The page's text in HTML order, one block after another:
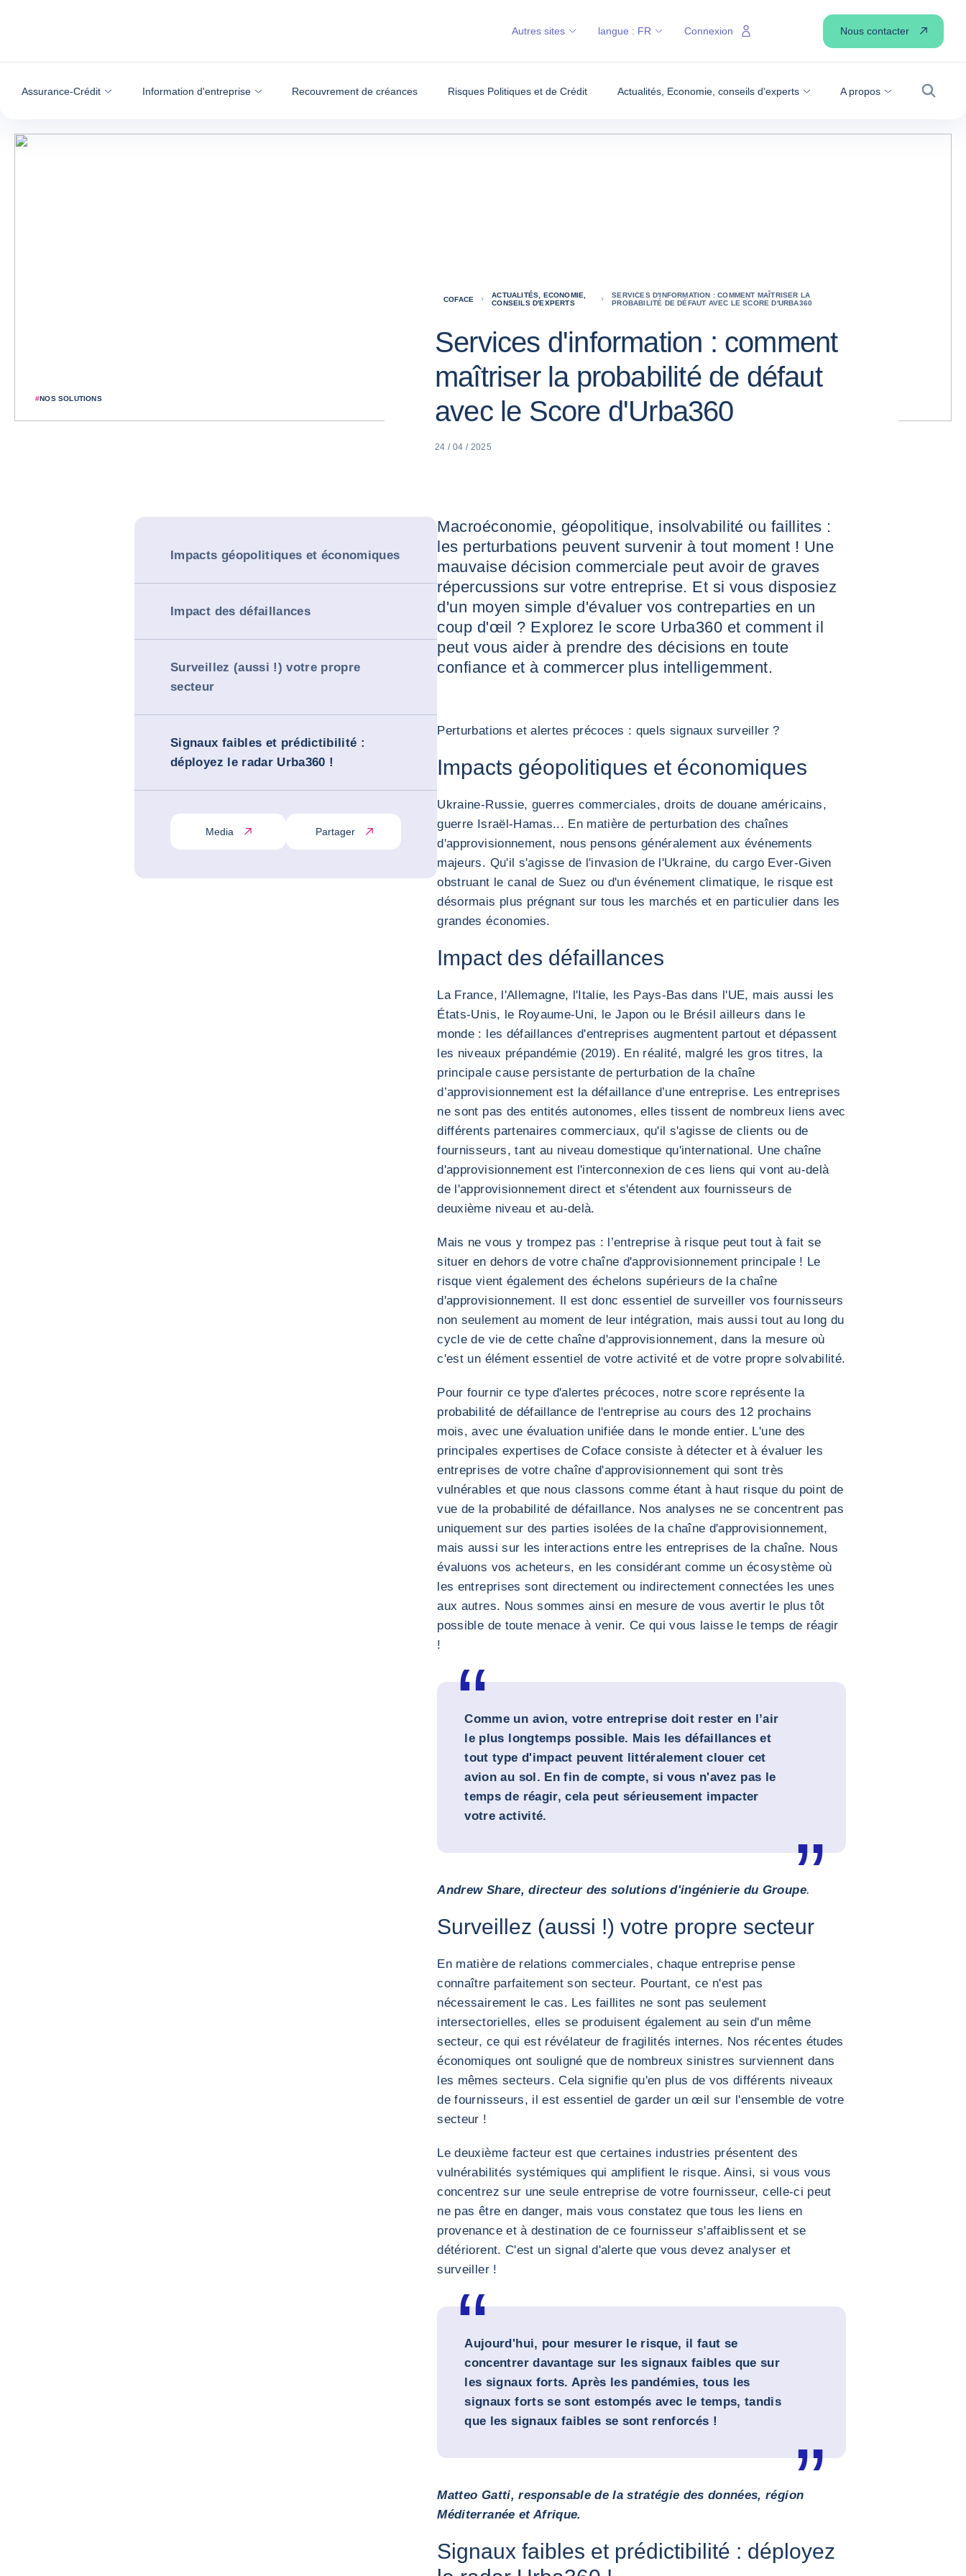
Assurance-Crédit Information d'entreprise Recouvrement de créances Risques Politiques et de Crédit Actualités, Economie, conseils d'experts A propos
Autres sites langue : FR Connexion Nous contacter
#NOS SOLUTIONS
COFACE
ACTUALITÉS, ECONOMIE,
CONSEILS D'EXPERTS
SERVICES D'INFORMATION : COMMENT MAÎTRISER LA
PROBABILITÉ DE DÉFAUT AVEC LE SCORE D'URBA360
Services d'information : comment
maîtriser la probabilité de défaut
avec le Score d'Urba360
24 / 04 / 2025
Impacts géopolitiques et économiques
Impact des défaillances
Surveillez (aussi !) votre propre
secteur
Signaux faibles et prédictibilité :
déployez le radar Urba360 !
Media Partager
Macroéconomie, géopolitique, insolvabilité ou faillites :
les perturbations peuvent survenir à tout moment ! Une
mauvaise décision commerciale peut avoir de graves
répercussions sur votre entreprise. Et si vous disposiez
d'un moyen simple d'évaluer vos contreparties en un
coup d'œil ? Explorez le score Urba360 et comment il
peut vous aider à prendre des décisions en toute
confiance et à commercer plus intelligemment.
Perturbations et alertes précoces : quels signaux surveiller ?
Impacts géopolitiques et économiques
Ukraine-Russie, guerres commerciales, droits de douane américains,
guerre Israël-Hamas... En matière de perturbation des chaînes
d'approvisionnement, nous pensons généralement aux événements
majeurs. Qu'il s'agisse de l'invasion de l'Ukraine, du cargo Ever-Given
obstruant le canal de Suez ou d'un événement climatique, le risque est
désormais plus prégnant sur tous les marchés et en particulier dans les
grandes économies.
Impact des défaillances
La France, l'Allemagne, l'Italie, les Pays-Bas dans l'UE, mais aussi les
États-Unis, le Royaume-Uni, le Japon ou le Brésil ailleurs dans le
monde : les défaillances d'entreprises augmentent partout et dépassent
les niveaux prépandémie (2019). En réalité, malgré les gros titres, la
principale cause persistante de perturbation de la chaîne
d’approvisionnement est la défaillance d’une entreprise. Les entreprises
ne sont pas des entités autonomes, elles tissent de nombreux liens avec
différents partenaires commerciaux, qu'il s'agisse de clients ou de
fournisseurs, tant au niveau domestique qu'international. Une chaîne
d'approvisionnement est l'interconnexion de ces liens qui vont au-delà
de l'approvisionnement direct et s'étendent aux fournisseurs de
deuxième niveau et au-delà.
Mais ne vous y trompez pas : l’entreprise à risque peut tout à fait se
situer en dehors de votre chaîne d'approvisionnement principale ! Le
risque vient également des échelons supérieurs de la chaîne
d'approvisionnement. Il est donc essentiel de surveiller vos fournisseurs
non seulement au moment de leur intégration, mais aussi tout au long du
cycle de vie de cette chaîne d'approvisionnement, dans la mesure où
c'est un élément essentiel de votre activité et de votre propre solvabilité.
Pour fournir ce type d'alertes précoces, notre score représente la
probabilité de défaillance de l'entreprise au cours des 12 prochains
mois, avec une évaluation unifiée dans le monde entier. L'une des
principales expertises de Coface consiste à détecter et à évaluer les
entreprises de votre chaîne d'approvisionnement qui sont très
vulnérables et que nous classons comme étant à haut risque du point de
vue de la probabilité de défaillance. Nos analyses ne se concentrent pas
uniquement sur des parties isolées de la chaîne d'approvisionnement,
mais aussi sur les interactions entre les entreprises de la chaîne. Nous
évaluons vos acheteurs, en les considérant comme un écosystème où
les entreprises sont directement ou indirectement connectées les unes
aux autres. Nous sommes ainsi en mesure de vous avertir le plus tôt
possible de toute menace à venir. Ce qui vous laisse le temps de réagir
!
Comme un avion, votre entreprise doit rester en l’air
le plus longtemps possible. Mais les défaillances et
tout type d'impact peuvent littéralement clouer cet
avion au sol. En fin de compte, si vous n'avez pas le
temps de réagir, cela peut sérieusement impacter
votre activité.
Andrew Share, directeur des solutions d'ingénierie du Groupe.
Surveillez (aussi !) votre propre secteur
En matière de relations commerciales, chaque entreprise pense
connaître parfaitement son secteur. Pourtant, ce n'est pas
nécessairement le cas. Les faillites ne sont pas seulement
intersectorielles, elles se produisent également au sein d'un même
secteur, ce qui est révélateur de fragilités internes. Nos récentes études
économiques ont souligné que de nombreux sinistres surviennent dans
les mêmes secteurs. Cela signifie qu'en plus de vos différents niveaux
de fournisseurs, il est essentiel de garder un œil sur l'ensemble de votre
secteur !
Le deuxième facteur est que certaines industries présentent des
vulnérabilités systémiques qui amplifient le risque. Ainsi, si vous vous
concentrez sur une seule entreprise de votre fournisseur, celle-ci peut
ne pas être en danger, mais vous constatez que tous les liens en
provenance et à destination de ce fournisseur s'affaiblissent et se
détériorent. C'est un signal d'alerte que vous devez analyser et
surveiller !
Aujourd'hui, pour mesurer le risque, il faut se
concentrer davantage sur les signaux faibles que sur
les signaux forts. Après les pandémies, tous les
signaux forts se sont estompés avec le temps, tandis
que les signaux faibles se sont renforcés !
Matteo Gatti, responsable de la stratégie des données, région
Méditerranée et Afrique.
Signaux faibles et prédictibilité : déployez